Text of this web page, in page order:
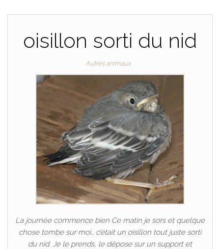
oisillon sorti du nid
Autres animaux
La journée commence bien Ce matin je sors et quelque
chose tombe sur moi… c’était un oisillon tout juste sorti
du nid. Je le prends, le dépose sur un support et